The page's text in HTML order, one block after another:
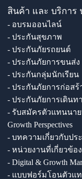
สินค้า และ บริการ
- อบรมออนไลน์
- ประกันสุขภาพ
- ประกันภัยรถยนต์
- ประกันภัยการขนส่ง
- ประกันกลุ่มนักเรียน
- ประกันภัยการก่อสร้
- ประกันภัยการเดินท
- รับสมัครตัวแทนนา
Growth Perspectives
- บทความเกี่ยวกับปร
- หน่วยงานที่เกี่ยวข้อ
- Digital & Growth
- แบบฟอร์มโอนตัวแ